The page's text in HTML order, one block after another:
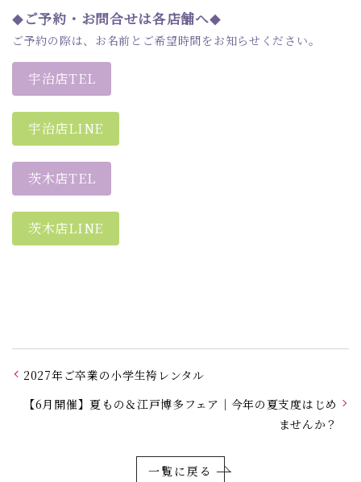
◆ ご予約・お問合せは各店舗へ◆
ご予約の際は、お名前とご希望時間をお知らせください。
宇治店TEL
宇治店LINE
茨木店TEL
茨木店LINE
2027年ご卒業の小学生袴レンタル
【6月開催】夏もの＆江戸博多フェア｜今年の夏支度はじめ
ませんか？
一覧に戻る